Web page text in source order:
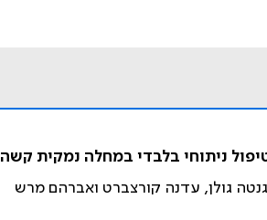
ניתוחי בלבדי במחלה נמקית
גולן, עדנה קורצברט ואברהם מרש